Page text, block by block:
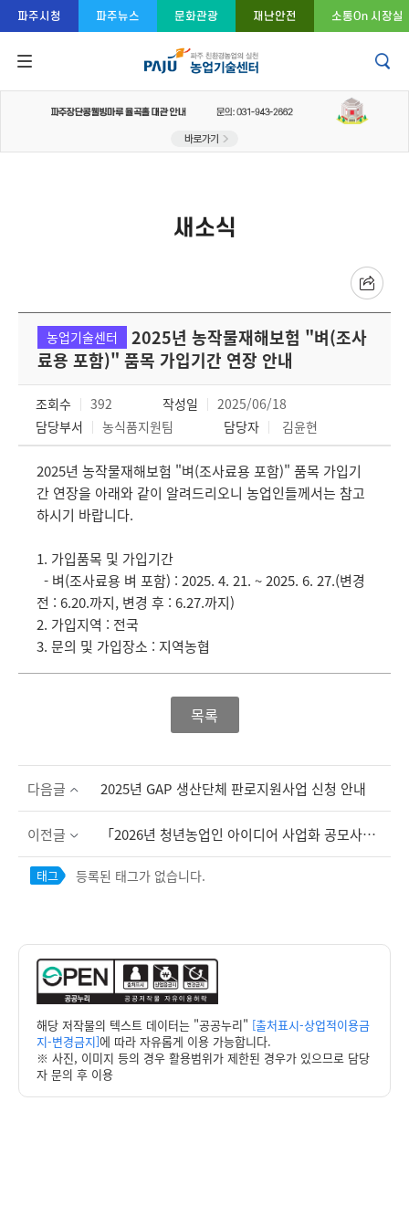
콘텐츠 바로가기
주메뉴 바로가기
푸터 바로가기
파주시청 파주뉴스 문화관광 재난안전 소통On 시장실
새소식
농업기술센터
2025년 농작물재해보험 "벼(조사
료용 포함)" 품목 가입기간 연장 안내
조회수 392 작성일
2025/06/18
담당부서
농식품지원팀 담당자 김윤현
2025년 농작물재해보험 "벼(조사료용 포함)" 품목 가입기
간 연장을 아래와 같이 알려드리오니 농업인들께서는 참고
하시기 바랍니다.
1. 가입품목 및 가입기간
- 벼(조사료용 벼 포함) : 2025. 4. 21. ~ 2025. 6. 27.(변경
전 : 6.20.까지, 변경 후 : 6.27.까지)
2. 가입지역 : 전국
3. 문의 및 가입장소 : 지역농협
목록
다음글 2025년 GAP 생산단체 판로지원사업 신청 안내
이전글 「2026년 청년농업인 아이디어 사업화 공모사업」 안내
태그 등록된 태그가 없습니다.
해당 저작물의 텍스트 데이터는 "공공누리" [출처표시-상업적이용금
지-변경금지]에 따라 자유롭게 이용 가능합니다.
※ 사진, 이미지 등의 경우 활용범위가 제한된 경우가 있으므로 담당
자 문의 후 이용